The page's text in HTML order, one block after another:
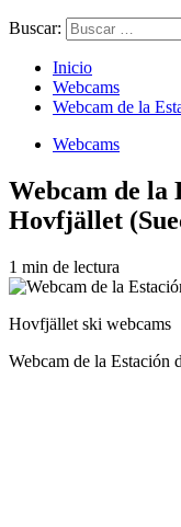
Buscar:
Inicio
Webcams
Webcam de la
Webcams
Webcam de la
Hovfjället
1 min de lectura
Hovfjället ski webcams
Webcam de la Estación